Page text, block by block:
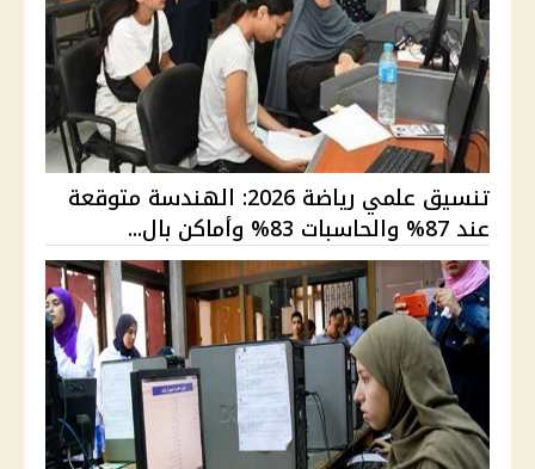
تنسيق علمي رياضة 2026: الهندسة متوقعة
عند 87% والحاسبات 83% وأماكن بال...